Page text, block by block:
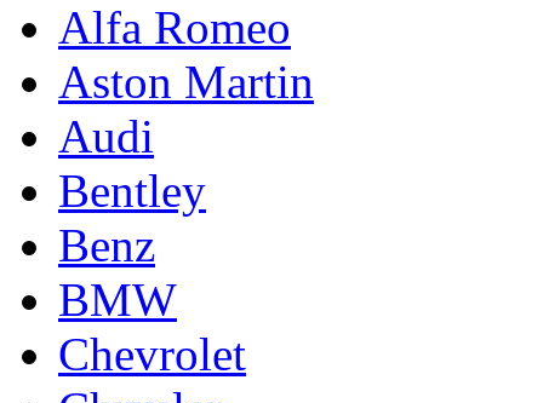
Alfa Romeo
Aston Martin
Audi
Bentley
Benz
BMW
Chevrolet